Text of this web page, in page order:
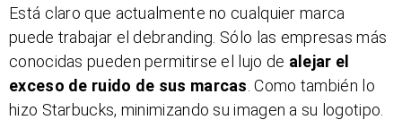
Está claro que actualmente no cualquier marca
puede trabajar el debranding. Sólo las empresas más
conocidas pueden permitirse el lujo de alejar el
exceso de ruido de sus marcas . Como también lo
hizo Starbucks, minimizando su imagen a su logotipo.